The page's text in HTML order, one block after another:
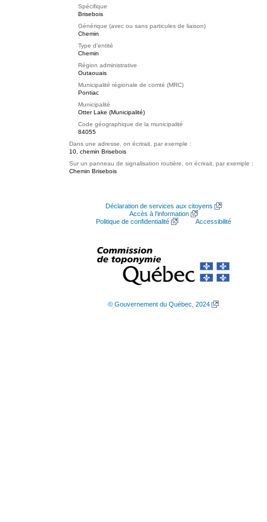
Spécifique
Brisebois
Générique (avec ou sans particules de liaison)
Chemin
Type d'entité
Chemin
Région administrative
Outaouais
Municipalité régionale de comté (MRC)
Pontiac
Municipalité
Otter Lake (Municipalité)
Code géographique de la municipalité
84055
Dans une adresse, on écrirait, par exemple :
10, chemin Brisebois
Sur un panneau de signalisation routière, on écrirait, par exemple :
Chemin Brisebois
Déclaration de services aux citoyens
Accès à l’information
Politique de confidentialité
Accessibilité
© Gouvernement du Québec, 2024